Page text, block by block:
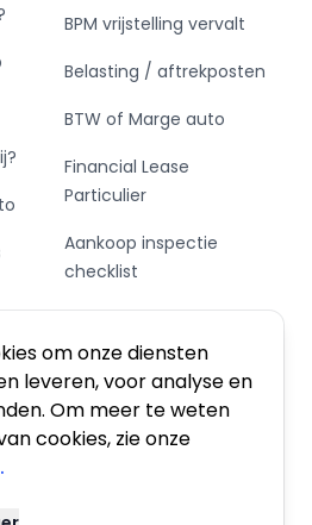
om onze diensten
leveren, voor analyse en
Om meer te weten
cookies, zie onze
BPM vrijstelling vervalt
Belasting / aftrekposten
BTW of Marge auto
Financial Lease
Particulier
Aankoop inspectie
checklist
Private Leasen,
Financieren of Kopen?